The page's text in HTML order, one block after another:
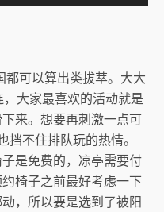
都可以算出类拔萃。大大
大家最喜欢的活动就是
来。想要再刺激一点可
不住排队玩的热情。
是免费的，凉亭需要付
椅子之前最好考虑一下
，所以要是选到了被阳